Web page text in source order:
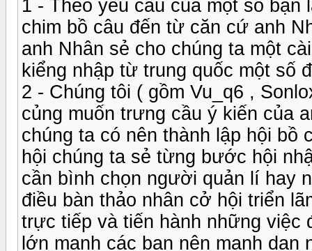
1 - Theo yêu cầu của một số
chim bồ câu đến từ căn cứ anh
anh Nhân sẻ cho chúng ta một
kiểng nhập từ trung quốc một số
2 - Chúng tôi ( gồm Vu_q6 ,
củng muốn trưng cầu ý kiến của
chúng ta có nên thành lập hội bồ
hội chúng ta sẻ từng bước hội
cần bình chọn người quản lí hay
điều bàn thảo nhân cở hội triển
trực tiếp và tiến hành những việc
lớn mạnh các bạn nên mạnh dạn